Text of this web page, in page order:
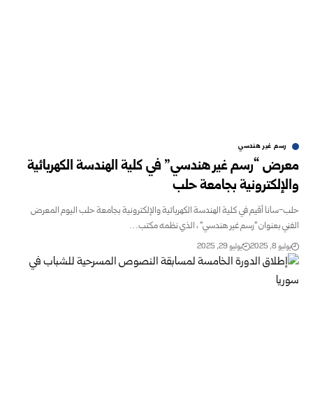
رسم غير هندسي
معرض “رسم غير هندسي” في كلية الهندسة الكهربائية
والإلكترونية بجامعة حلب
حلب-سانا أقيم في كلية الهندسة الكهربائية والإلكترونية بجامعة حلب اليوم المعرض
الفني بعنوان "رسم غير هندسي" ، الذي نظمه مكتب…
يوليو 8, 2025 يوليو 29, 2025